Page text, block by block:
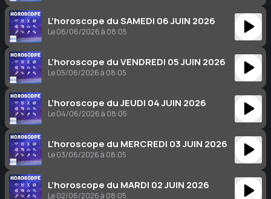
L’horoscope du SAMEDI 06 JUIN 2026
Le 06/06/2026 à 08:05
L’horoscope du VENDREDI 05 JUIN 2026
Le 05/06/2026 à 08:05
L’horoscope du JEUDI 04 JUIN 2026
Le 04/06/2026 à 08:05
L’horoscope du MERCREDI 03 JUIN 2026
Le 03/06/2026 à 08:05
L’horoscope du MARDI 02 JUIN 2026
Le 02/06/2026 à 08:05